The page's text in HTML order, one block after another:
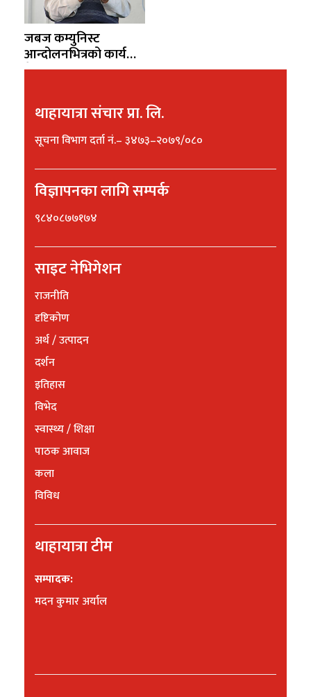
जबज कम्युनिस्ट
आन्दोलनभित्रको कार्यक्रम
नै होइन – आहुति
थाहायात्रा संचार प्रा. लि.
सूचना विभाग दर्ता नं.– ३४७३–२०७९/०८०
विज्ञापनका लागि सम्पर्क
९८४०८७७१७४
साइट नेभिगेशन
राजनीति
दृष्टिकोण
अर्थ / उत्पादन
दर्शन
इतिहास
विभेद
स्वास्थ्य / शिक्षा
पाठक आवाज
कला
विविध
थाहायात्रा टीम
सम्पादक:
मदन कुमार अर्याल